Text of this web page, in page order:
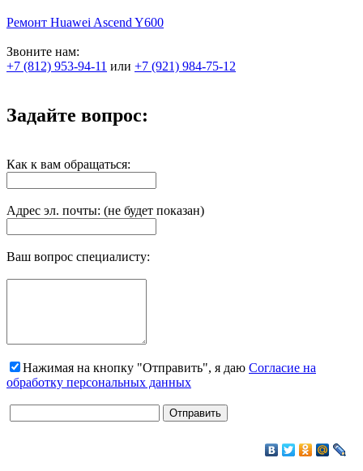
Ремонт Huawei Ascend Y600
Звоните нам:
+7 (812) 953-94-11 или +7 (921) 984-75-12
Задайте вопрос:
Как к вам обращаться:
Адрес эл. почты: (не будет показан)
Ваш вопрос специалисту:
Нажимая на кнопку "Отправить", я даю Согласие на
обработку персональных данных